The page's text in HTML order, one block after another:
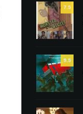
7.5
9.5